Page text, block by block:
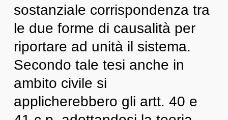
sostanziale corrispondenza tra
le due forme di causalità per
riportare ad unità il sistema.
Secondo tale tesi anche in
ambito civile si
applicherebbero gli artt. 40 e